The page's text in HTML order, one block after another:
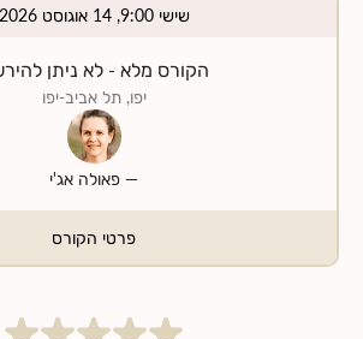
שישי 9:00, 14 אוגוסט 2026
הקורס מלא - לא ניתן
יפו, תל אביב-יפו
— פאולה אג'י
פרטי הקורס